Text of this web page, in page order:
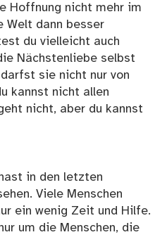
Hoffnung nicht mehr im
Welt dann besser
du vielleicht auch
Nächstenliebe selbst
sie nicht nur von
kannst nicht allen
nicht, aber du kannst
in den letzten
Viele Menschen
ein wenig Zeit und Hilfe.
um die Menschen, die